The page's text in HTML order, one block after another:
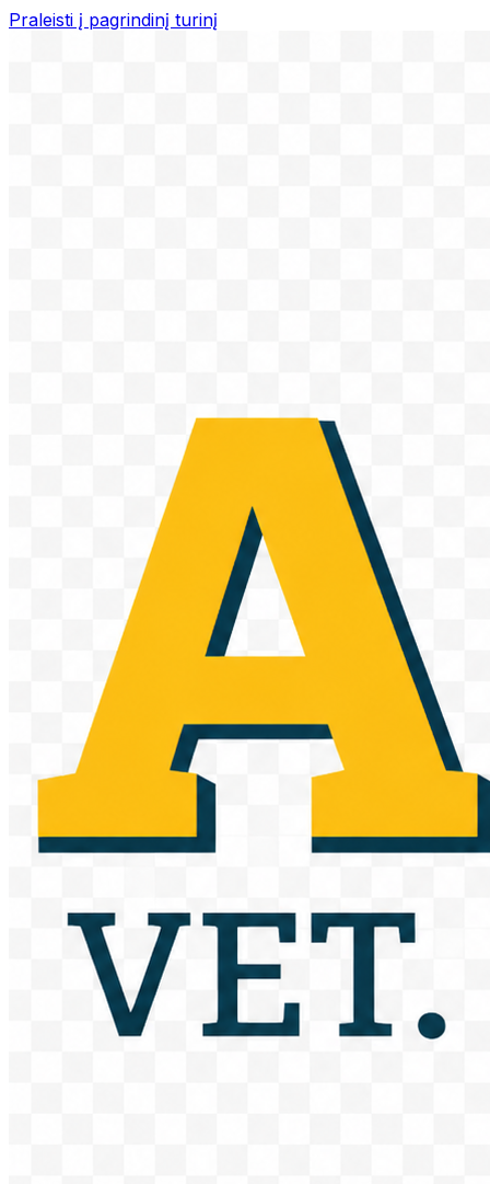
Praleisti į pagrindinį turinį